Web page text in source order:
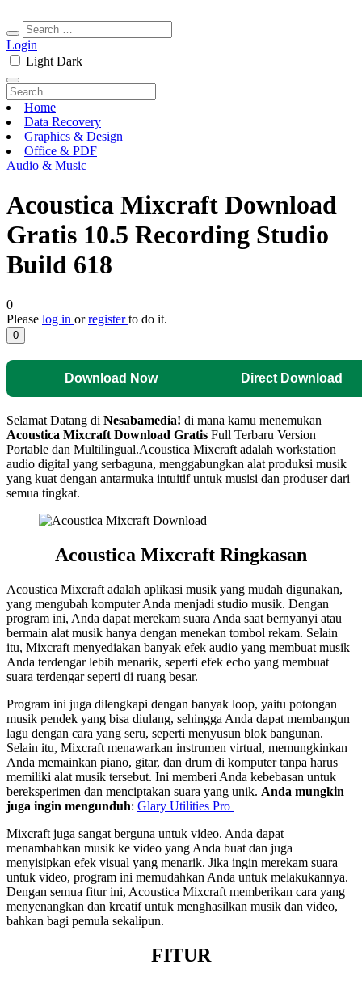
Login
Light Dark
Home
Data Recovery
Graphics & Design
Office & PDF
Audio & Music
Acoustica Mixcraft Download
Gratis 10.5 Recording Studio
Build 618
0
Please log in orregisterto do it.
0
Download Now Direct Download
Selamat Datang di Nesabamedia! di mana kamu menemukan
Acoustica Mixcraft Download Gratis Full Terbaru Version
Portable dan Multilingual.Acoustica Mixcraft adalah workstation
audio digital yang serbaguna, menggabungkan alat produksi musik
yang kuat dengan antarmuka intuitif untuk musisi dan produser dari
semua tingkat.
Acoustica Mixcraft Ringkasan
Acoustica Mixcraft adalah aplikasi musik yang mudah digunakan,
yang mengubah komputer Anda menjadi studio musik. Dengan
program ini, Anda dapat merekam suara Anda saat bernyanyi atau
bermain alat musik hanya dengan menekan tombol rekam. Selain
itu, Mixcraft menyediakan banyak efek audio yang membuat musik
Anda terdengar lebih menarik, seperti efek echo yang membuat
suara terdengar seperti di ruang besar.
Program ini juga dilengkapi dengan banyak loop, yaitu potongan
musik pendek yang bisa diulang, sehingga Anda dapat membangun
lagu dengan cara yang seru, seperti menyusun blok bangunan.
Selain itu, Mixcraft menawarkan instrumen virtual, memungkinkan
Anda memainkan piano, gitar, dan drum di komputer tanpa harus
memiliki alat musik tersebut. Ini memberi Anda kebebasan untuk
bereksperimen dan menciptakan suara yang unik. Anda mungkin
juga ingin mengunduh: Glary Utilities Pro
Mixcraft juga sangat berguna untuk video. Anda dapat
menambahkan musik ke video yang Anda buat dan juga
menyisipkan efek visual yang menarik. Jika ingin merekam suara
untuk video, program ini memudahkan Anda untuk melakukannya.
Dengan semua fitur ini, Acoustica Mixcraft memberikan cara yang
menyenangkan dan kreatif untuk menghasilkan musik dan video,
bahkan bagi pemula sekalipun.
FITUR